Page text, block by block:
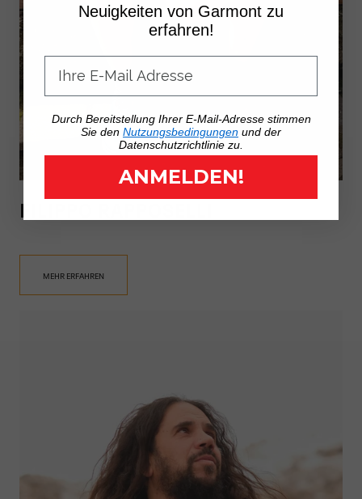
FILIPPO RAPPOSELLI
MEHR ERFAHREN
Neuigkeiten von Garmont zu
erfahren!
Durch Bereitstellung Ihrer E-Mail-Adresse stimmen
Sie den Nutzungsbedingungen und der
Datenschutzrichtlinie zu.
ANMELDEN!